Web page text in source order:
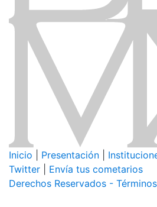
Inicio Presentación
Twitter
Envía tus cometarios
Derechos Reservados -